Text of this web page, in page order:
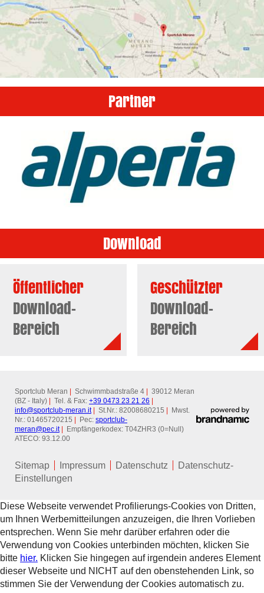
Partner
Download
Öffentlicher
Download-
Bereich
Geschützter
Download-
Bereich
Sportclub Meran Schwimmbadstraße 4
39012 Meran
(BZ - Italy)
Tel. & Fax: +39 0473 23 21 26
info@sportclub-meran.it St.Nr.: 82008680215
Mwst.
Nr.: 01465720215
Pec: sportclub-
meran@pec.it
Empfängerkodex: T04ZHR3 (0=Null)
ATECO: 93.12.00
Sitemap Impressum Datenschutz
Datenschutz-
Einstellungen
Diese Webseite verwendet Profilierungs-Cookies von Dritten,
um Ihnen Werbemitteilungen anzuzeigen, die Ihren Vorlieben
entsprechen. Wenn Sie mehr darüber erfahren oder die
Verwendung von Cookies unterbinden möchten, klicken Sie
bitte hier. Klicken Sie hingegen auf irgendein anderes Element
dieser Webseite und NICHT auf den obenstehenden Link, so
stimmen Sie der Verwendung der Cookies automatisch zu.